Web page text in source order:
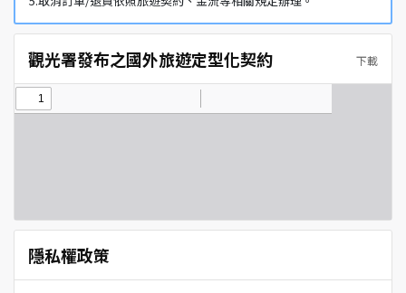
觀光署發布之國外旅遊定型化契約 下載
隱私權政策